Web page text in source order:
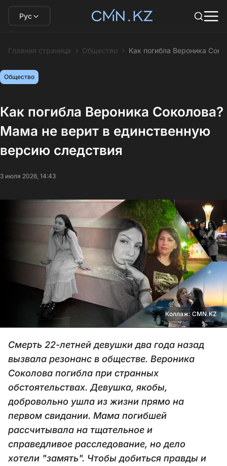
Рус
Главная страница Общество Как погибла Вероника
Общество
Как погибла Вероника Соколова?
Мама не верит в единственную
версию следствия
3 июля 2026, 14:43
Коллаж: CMN.KZ
Смерть 22-летней девушки два года назад
вызвала резонанс в обществе. Вероника
Соколова погибла при странных
обстоятельствах. Девушка, якобы,
добровольно ушла из жизни прямо на
первом свидании. Мама погибшей
рассчитывала на тщательное и
справедливое расследование, но дело
хотели "замять". Чтобы добиться правды и